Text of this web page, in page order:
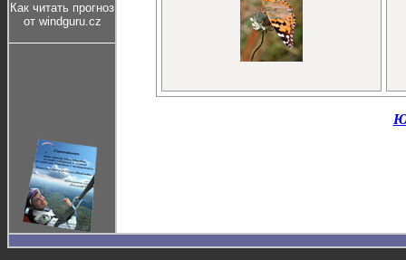
Как читать прогноз
от windguru.cz